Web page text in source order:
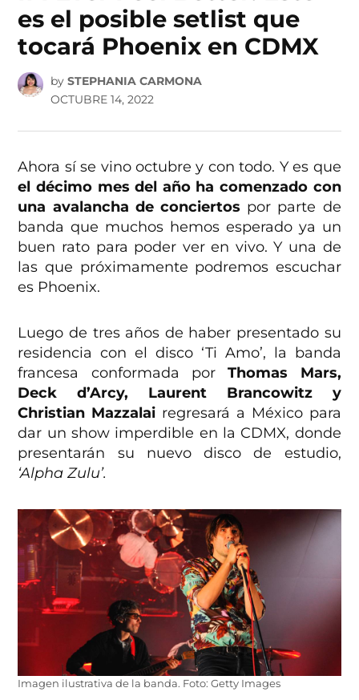
es el posible setlist que
tocará Phoenix en CDMX
by STEPHANIA CARMONA
OCTUBRE 14, 2022
Ahora sí se vino octubre y con todo. Y es que
el décimo mes del año ha comenzado con
una avalancha de conciertos por parte de
banda que muchos hemos esperado ya un
buen rato para poder ver en vivo. Y una de
las que próximamente podremos escuchar
es Phoenix.
Luego de tres años de haber presentado su
residencia con el disco ‘Ti Amo’, la banda
francesa conformada por Thomas Mars,
Deck d’Arcy, Laurent Brancowitz y
Christian Mazzalai regresará a México para
dar un show imperdible en la CDMX, donde
presentarán su nuevo disco de estudio,
‘Alpha Zulu’.
Imagen ilustrativa de la banda. Foto: Getty Images